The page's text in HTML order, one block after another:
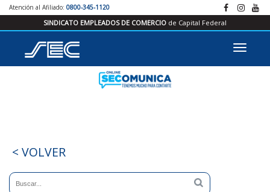
Atención al Afiliado: 0800-345-1120
SINDICATO EMPLEADOS DE COMERCIO de Capital Federal
< VOLVER